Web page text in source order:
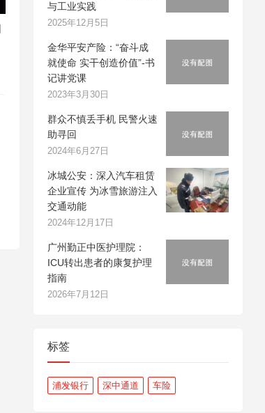
与工业实践
2025年12月5日
金华平安产险：“奋斗成
就使命 实干创造价值”-书
记讲党课
2023年3月30日
群众不慎丢手机 民警火速
助寻回
2024年6月27日
冰城公安：深入汽车租赁
企业宣传 为冰雪旅游注入
交通动能
2024年12月17日
广州勤正中医护理院：
ICU转出患者的康复护理
指南
2026年7月12日
标签
浦发银行 深中通道 车险